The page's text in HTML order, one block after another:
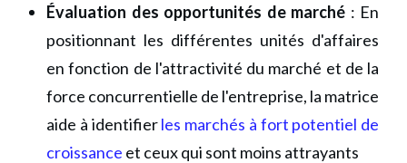
Évaluation des opportunités de marché : En
positionnant les différentes unités d'affaires
en fonction de l'attractivité du marché et de la
force concurrentielle de l'entreprise, la matrice
aide à identifierles marchés à fort potentiel de
croissance et ceux qui sont moins attrayants